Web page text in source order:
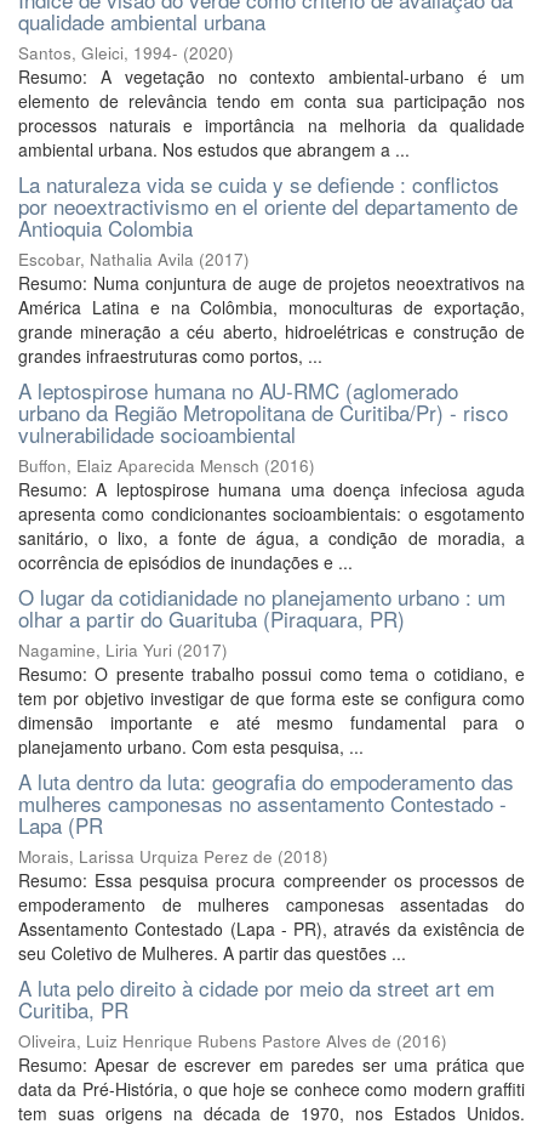
qualidade ambiental urbana
Santos, Gleici, 1994- (2020)
Resumo: A vegetação no contexto ambiental-urbano é um
elemento de relevância tendo em conta sua participação nos
processos naturais e importância na melhoria da qualidade
ambiental urbana. Nos estudos que abrangem a ...
La naturaleza vida se cuida y se defiende : conflictos
por neoextractivismo en el oriente del departamento de
Antioquia Colombia
Escobar, Nathalia Avila (2017)
Resumo: Numa conjuntura de auge de projetos neoextrativos na
América Latina e na Colômbia, monoculturas de exportação,
grande mineração a céu aberto, hidroelétricas e construção de
grandes infraestruturas como portos, ...
A leptospirose humana no AU-RMC (aglomerado
urbano da Região Metropolitana de Curitiba/Pr) - risco
vulnerabilidade socioambiental
Buffon, Elaiz Aparecida Mensch (2016)
Resumo: A leptospirose humana uma doença infeciosa aguda
apresenta como condicionantes socioambientais: o esgotamento
sanitário, o lixo, a fonte de água, a condição de moradia, a
ocorrência de episódios de inundações e ...
O lugar da cotidianidade no planejamento urbano : um
olhar a partir do Guarituba (Piraquara, PR)
Nagamine, Liria Yuri (2017)
Resumo: O presente trabalho possui como tema o cotidiano, e
tem por objetivo investigar de que forma este se configura como
dimensão importante e até mesmo fundamental para o
planejamento urbano. Com esta pesquisa, ...
A luta dentro da luta: geografia do empoderamento das
mulheres camponesas no assentamento Contestado -
Lapa (PR
Morais, Larissa Urquiza Perez de (2018)
Resumo: Essa pesquisa procura compreender os processos de
empoderamento de mulheres camponesas assentadas do
Assentamento Contestado (Lapa - PR), através da existência de
seu Coletivo de Mulheres. A partir das questões ...
A luta pelo direito à cidade por meio da street art em
Curitiba, PR
Oliveira, Luiz Henrique Rubens Pastore Alves de (2016)
Resumo: Apesar de escrever em paredes ser uma prática que
data da Pré-História, o que hoje se conhece como modern graffiti
tem suas origens na década de 1970, nos Estados Unidos.